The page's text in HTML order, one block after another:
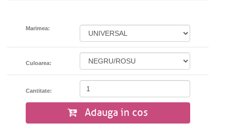
Marimea:
Culoarea:
Cantitate:
Adauga in cos